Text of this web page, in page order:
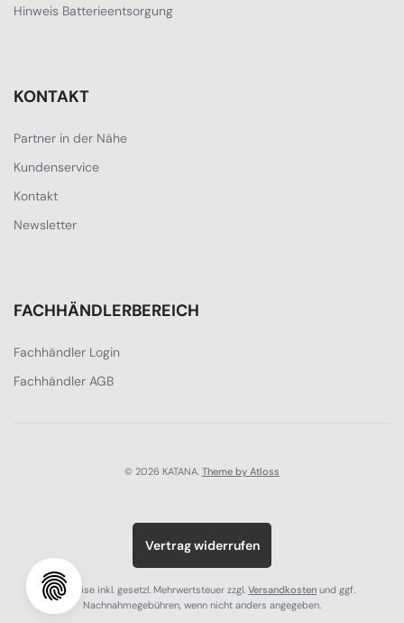
Hinweis Batterieentsorgung
KONTAKT
Partner in der Nähe
Kundenservice
Kontakt
Newsletter
FACHHÄNDLERBEREICH
Fachhändler Login
Fachhändler AGB
© 2026 KATANA. Theme by Atloss
Vertrag widerrufen
Alle Preise inkl. gesetzl. Mehrwertsteuer zzgl. Versandkosten und ggf.
Nachnahmegebühren, wenn nicht anders angegeben.